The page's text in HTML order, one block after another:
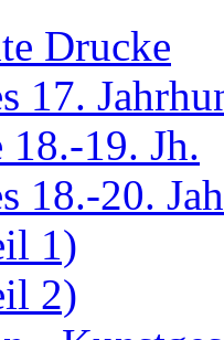
Drucke
17.
19. Jh.
18.-20.
1)
2)